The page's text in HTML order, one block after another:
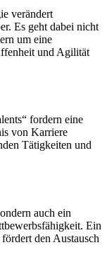
verändert
Es geht dabei nicht
um eine
und Agilität
fordern eine
von Karriere
Tätigkeiten und
auch ein
Ein
den Austausch